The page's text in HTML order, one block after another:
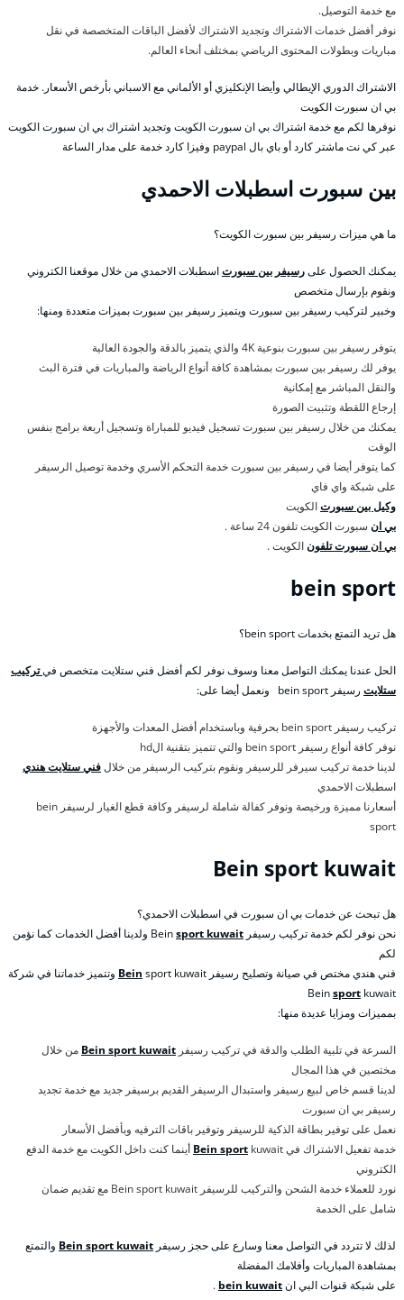
مع خدمة التوصيل.
نوفر أفضل خدمات الاشتراك وتجديد الاشتراك لأفضل الباقات المتخصصة في نقل
مباريات وبطولات المحتوى الرياضي بمختلف أنحاء العالم.
الاشتراك الدوري الإيطالي وأيضا الإنكليزي أو الألماني مع الاسباني بأرخص الأسعار. خدمة
بي ان سبورت الكويت
نوفرها لكم مع خدمة اشتراك بي ان سبورت الكويت وتجديد اشتراك بي ان سبورت الكويت
عبر كي نت ماشتر كارد أو باي بال paypal وفيزا كارد خدمة على مدار الساعة
بين سبورت اسطبلات الاحمدي
ما هي ميزات رسيفر بين سبورت الكويت؟
يمكنك الحصول علىرسيفر بين سبورتاسطبلات الاحمدي من خلال موقعنا الكتروني
ونقوم بإرسال متخصص
وخبير لتركيب رسيفر بين سبورت ويتميز رسيفر بين سبورت بميزات متعددة ومنها:
يتوفر رسيفر بين سبورت بنوعية 4K والذي يتميز بالدقة والجودة العالية
يوفر لك رسيفر بين سبورت بمشاهدة كافة أنواع الرياضة والمباريات في فترة البث
والنقل المباشر مع إمكانية
إرجاع اللقطة وتثبيت الصورة
يمكنك من خلال رسيفر بين سبورت تسجيل فيديو للمباراة وتسجيل أربعة برامج بنفس
الوقت
كما يتوفر أيضا في رسيفر بين سبورت خدمة التحكم الأسري وخدمة توصيل الرسيفر
على شبكة واي فاي
وكيل بين سبورتالكويت
بي ان سبورت الكويت تلفون 24 ساعة .
بي ان سبورت تلفونالكويت .
bein sport
هل تريد التمتع بخدمات bein sport؟
الحل عندنا يمكنك التواصل معنا وسوف نوفر لكم أفضل فني ستلايت متخصص فيتركيب
ستلايت رسيفر bein sport ونعمل أيضا على:
تركيب رسيفر bein sport بحرفية وباستخدام أفضل المعدات والأجهزة
نوفر كافة أنواع رسيفر bein sport والتي تتميز بتقنية الhd
لدينا خدمة تركيب سيرفر للرسيفر ونقوم بتركيب الرسيفر من خلالفني ستلايت هندي
اسطبلات الاحمدي
أسعارنا مميزة ورخيصة ونوفر كفالة شاملة لرسيفر وكافة قطع الغيار لرسيفر bein
sport
Bein sport kuwait
هل تبحث عن خدمات بي ان سبورت في اسطبلات الاحمدي؟
نحن نوفر لكم خدمة تركيب رسيفر Bein sport kuwait
ولدينا أفضل الخدمات كما نؤمن
لكم
فني هندي مختص في صيانة وتصليح رسيفر
Bein sport kuwait وتتميز خدماتنا في شركة
Beinsport kuwait
بمميزات ومزايا عديدة منها:
السرعة في تلبية الطلب والدقة في تركيب رسيفر Bein sport kuwait من خلال
مختصين في هذا المجال
لدينا قسم خاص لبيع رسيفر واستبدال الرسيفر القديم برسيفر جديد مع خدمة تجديد
رسيفر بي ان سبورت
نعمل على توفير بطاقة الذكية للرسيفر وتوفير باقات الترفيه وبأفضل الأسعار
خدمة تفعيل الاشتراك في
Bein sport kuwait أينما كنت داخل الكويت مع خدمة الدفع
الكتروني
نورد للعملاء خدمة الشحن والتركيب للرسيفر Bein sport kuwait مع تقديم ضمان
شامل على الخدمة
لذلك لا تتردد في التواصل معنا وسارع على حجز رسيفر Bein sport kuwait والتمتع
بمشاهدة المباريات وأفلامك المفضلة
على شبكة قنوات البي انbein kuwait
.